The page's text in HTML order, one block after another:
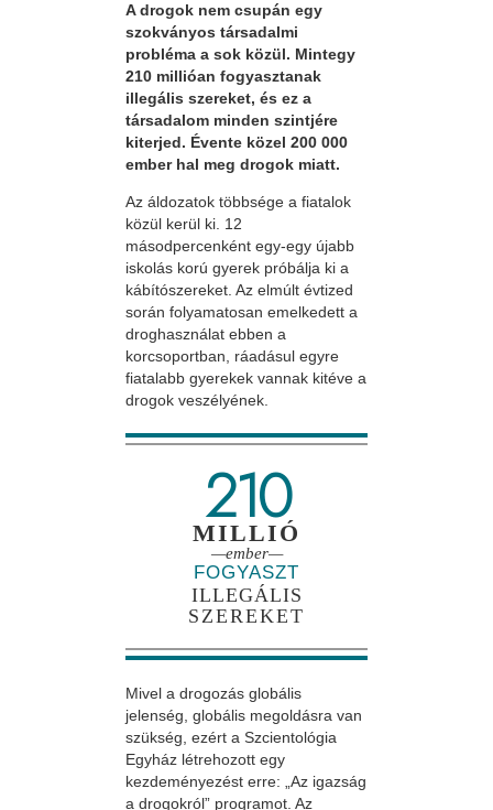
A drogok nem csupán egy
szokványos társadalmi
probléma a sok közül. Mintegy
210 millióan fogyasztanak
illegális szereket, és ez a
társadalom minden szintjére
kiterjed. Évente közel 200 000
ember hal meg drogok miatt.
Az áldozatok többsége a fiatalok
közül kerül ki. 12
másodpercenként egy-egy újabb
iskolás korú gyerek próbálja ki a
kábítószereket. Az elmúlt évtized
során folyamatosan emelkedett a
droghasználat ebben a
korcsoportban, ráadásul egyre
fiatalabb gyerekek vannak kitéve a
drogok veszélyének.
210
MILLIÓ
—ember—
FOGYASZT
ILLEGÁLIS
SZEREKET
Mivel a drogozás globális
jelenség, globális megoldásra van
szükség, ezért a Szcientológia
Egyház létrehozott egy
kezdeményezést erre: „Az igazság
a drogokról” programot. Az